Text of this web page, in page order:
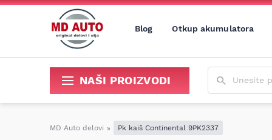
Blog Otkup akumulatora
NAŠI PROIZVODI
MD Auto delovi » Pk kaiš Continental 9PK2337